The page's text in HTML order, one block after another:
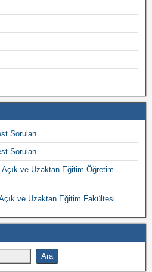
Soruları
Soruları
ve Uzaktan Eğitim Öğretim
ve Uzaktan Eğitim Fakültesi